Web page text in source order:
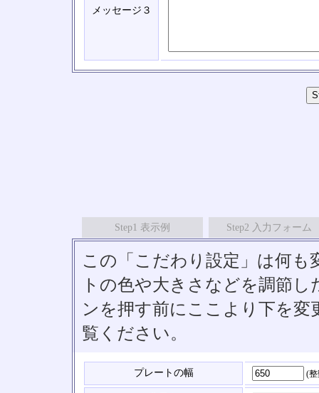
メッセージ３
Step1 表示例 Step2 入力フォーム
この「こだわり設定」は何
トの色や大きさなどを調節
ンを押す前にここより下を
覧ください。
プレートの幅 (